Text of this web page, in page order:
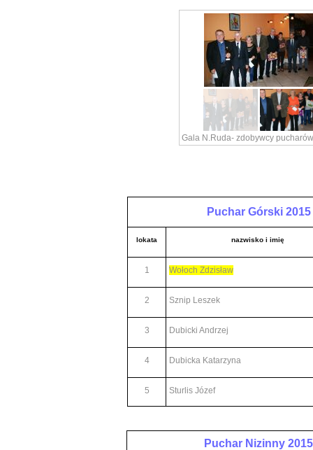
Gala N.Ruda- zdobywcy
Puchar Górski 2015
lokata nazwisko i imię
1 Wołoch Zdzisław
2 Sznip Leszek
3 Dubicki Andrzej
4 Dubicka Katarzyna
5 Sturlis Józef
Puchar Nizinny 2015